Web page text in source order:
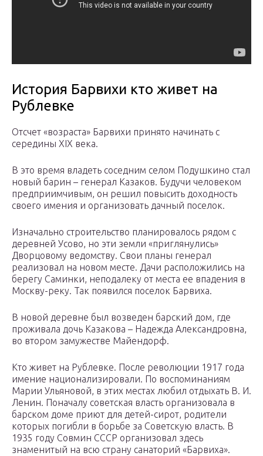
История Барвихи кто живет на
Рублевке
Отсчет «возраста» Барвихи принято начинать с
середины XIX века.
В это время владеть соседним селом Подушкино стал
новый барин – генерал Казаков. Будучи человеком
предприимчивым, он решил повысить доходность
своего имения и организовать дачный поселок.
Изначально строительство планировалось рядом с
деревней Усово, но эти земли «приглянулись»
Дворцовому ведомству. Свои планы генерал
реализовал на новом месте. Дачи расположились на
берегу Саминки, неподалеку от места ее впадения в
Москву-реку. Так появился поселок Барвиха.
В новой деревне был возведен барский дом, где
проживала дочь Казакова – Надежда Александровна,
во втором замужестве Майендорф.
Кто живет на Рублевке. После революции 1917 года
имение национализировали. По воспоминаниям
Марии Ульяновой, в этих местах любил отдыхать В. И.
Ленин. Поначалу советская власть организовала в
барском доме приют для детей-сирот, родители
которых погибли в борьбе за Советскую власть. В
1935 году Совмин СССР организовал здесь
знаменитый на всю страну санаторий «Барвиха».